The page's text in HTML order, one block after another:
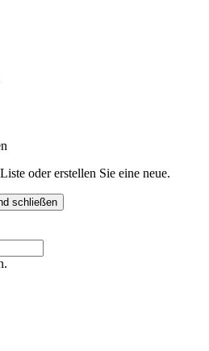
oder erstellen Sie eine neue.
schließen